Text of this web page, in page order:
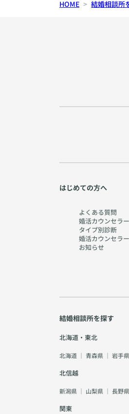
HOME 結婚相談所
はじめての方へ
よくある質問
婚活カウンセラー
タイプ別診断
婚活カウンセラ
お知らせ
結婚相談所を探す
北海道・東北
北海道 ｜ 青森県 ｜ 岩手県
北信越
新潟県 ｜ 山梨県 ｜ 長野県
関東